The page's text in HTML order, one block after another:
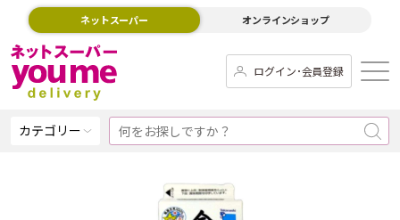
ネットスーパー オンラインショップ
ログイン･会員登録
カテゴリー